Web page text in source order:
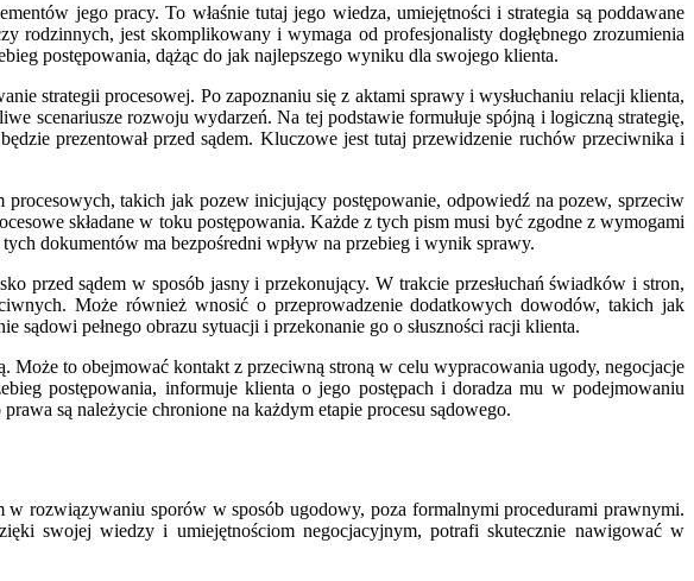
jego pracy. To właśnie tutaj jego wiedza, umiejętności i strategia są poddawane
rodzinnych, jest skomplikowany i wymaga od profesjonalisty dogłębnego zrozumienia
postępowania, dążąc do jak najlepszego wyniku dla swojego klienta.
strategii procesowej. Po zapoznaniu się z aktami sprawy i wysłuchaniu relacji klienta,
scenariusze rozwoju wydarzeń. Na tej podstawie formułuje spójną i logiczną strategię,
prezentował przed sądem. Kluczowe jest tutaj przewidzenie ruchów przeciwnika i
takich jak pozew inicjujący postępowanie, odpowiedź na pozew, sprzeciw
składane w toku postępowania. Każde z tych pism musi być zgodne z wymogami
dokumentów ma bezpośredni wpływ na przebieg i wynik sprawy.
przed sądem w sposób jasny i przekonujący. W trakcie przesłuchań świadków i stron,
Może również wnosić o przeprowadzenie dodatkowych dowodów, takich jak
sądowi pełnego obrazu sytuacji i przekonanie go o słuszności racji klienta.
Może to obejmować kontakt z przeciwną stroną w celu wypracowania ugody, negocjacje
postępowania, informuje klienta o jego postępach i doradza mu w podejmowaniu
są należycie chronione na każdym etapie procesu sądowego.
rozwiązywaniu sporów w sposób ugodowy, poza formalnymi procedurami prawnymi.
swojej wiedzy i umiejętnościom negocjacyjnym, potrafi skutecznie nawigować w